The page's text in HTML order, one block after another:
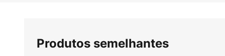
imagens
Produtos semelhantes